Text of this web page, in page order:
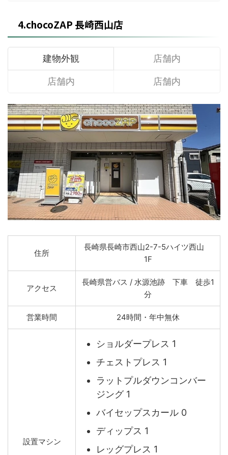
4.chocoZAP 長崎西山店
建物外観 店舗内
店舗内 店舗内
住所
長崎県長崎市西山2-7-5ハイツ西山
1F
アクセス
長崎県営バス / 水源池跡 下車 徒歩1
分
営業時間 24時間・年中無休
設置マシン
ショルダープレス 1
チェストプレス 1
ラットプルダウンコンバー
ジング 1
バイセップスカール 0
ディップス 1
レッグプレス 1